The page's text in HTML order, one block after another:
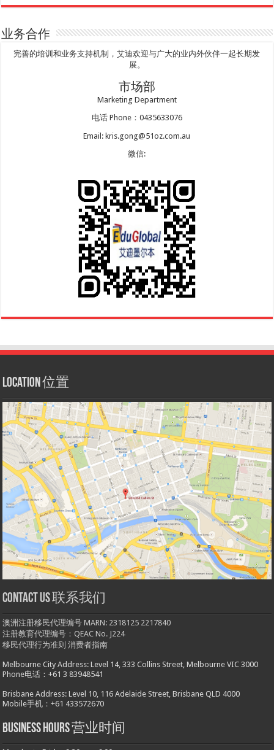
业务合作
完善的培训和业务支持机制，艾迪欢迎与广大的业内外伙伴一起长期发
展。
市场部
Marketing Department
电话 Phone：0435633076
Email: kris.gong@51oz.com.au
微信:
Location 位置
Contact us 联系我们
澳洲注册移民代理编号 MARN: 2318125 2217840
注册教育代理编号：QEAC No. J224
移民代理行为准则 消费者指南
Melbourne City Address: Level 14, 333 Collins Street, Melbourne VIC 3000
Phone电话：+61 3 83948541
Brisbane Address: Level 10, 116 Adelaide Street, Brisbane QLD 4000
Mobile手机：+61 433572670
Business hours 营业时间